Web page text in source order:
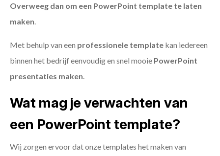
Overweeg dan om een PowerPoint template te laten
maken.
Met behulp van een professionele template kan iedereen
binnen het bedrijf eenvoudig en snel mooie PowerPoint
presentaties maken.
Wat mag je verwachten van
een PowerPoint template?
Wij zorgen ervoor dat onze templates het maken van